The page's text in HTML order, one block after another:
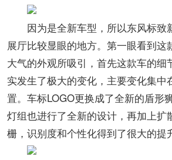
因为是全新车型，所以东风标致
展厅比较显眼的地方。第一眼看到这
大气的外观所吸引，首先这款车的细
实发生了极大的变化，主要变化集中
置。车标LOGO更换成了全新的盾形
灯组也进行了全新的设计，再加上扩
栅，识别度和个性化得到了很大的提